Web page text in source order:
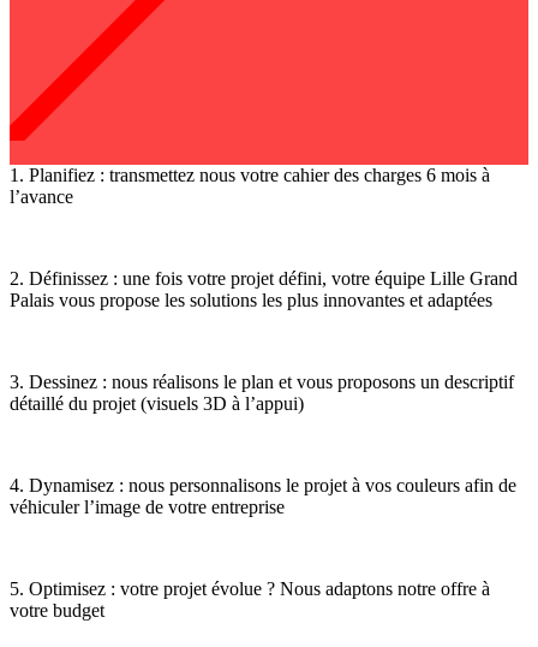
1. Planifiez : transmettez nous votre cahier des charges 6 mois à
l’avance
2. Définissez : une fois votre projet défini, votre équipe Lille Grand
Palais vous propose les solutions les plus innovantes et adaptées
3. Dessinez : nous réalisons le plan et vous proposons un descriptif
détaillé du projet (visuels 3D à l’appui)
4. Dynamisez : nous personnalisons le projet à vos couleurs afin de
véhiculer l’image de votre entreprise
5. Optimisez : votre projet évolue ? Nous adaptons notre offre à
votre budget